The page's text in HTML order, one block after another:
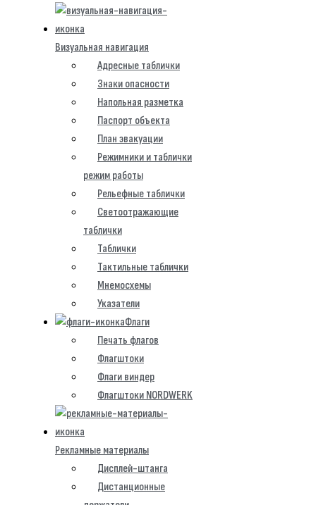
Визуальная навигация
Адресные таблички
Знаки опасности
Напольная разметка
Паспорт объекта
План эвакуации
Режимники и таблички
режим работы
Рельефные таблички
Светоотражающие
таблички
Таблички
Тактильные таблички
Мнемосхемы
Указатели
Флаги
Печать флагов
Флагштоки
Флаги виндер
Флагштоки NORDWERK
Рекламные материалы
Дисплей-штанга
Дистанционные